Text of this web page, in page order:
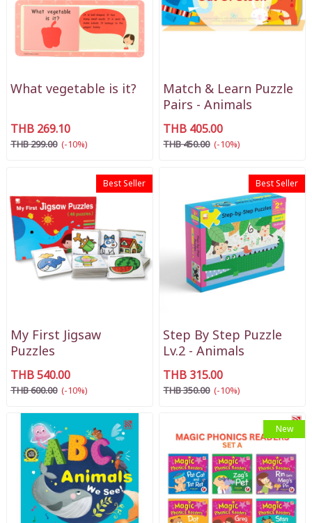
What vegetable is it?
THB 269.10
THB 299.00 (-10%)
Match & Learn Puzzle
Pairs - Animals
THB 405.00
THB 450.00 (-10%)
Best Seller
My First Jigsaw
Puzzles
THB 540.00
THB 600.00 (-10%)
Best Seller
Step By Step Puzzle
Lv.2 - Animals
THB 315.00
THB 350.00 (-10%)
New